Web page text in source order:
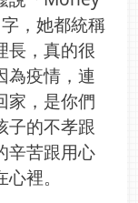
，她都統稱
長，真的很
為疫情，連
家，是你們
子的不孝跟
辛苦跟用心
裡。